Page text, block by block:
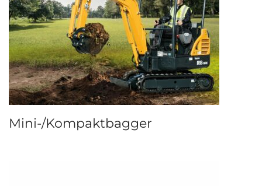
Mini-/Kompaktbagger